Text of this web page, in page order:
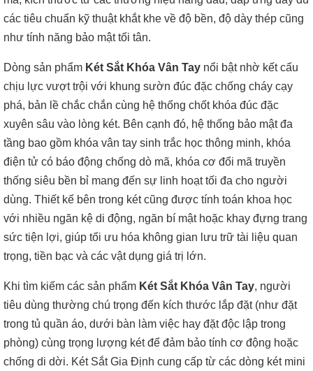
các tiêu chuẩn kỹ thuật khắt khe về độ bền, độ dày thép cũng
như tính năng bảo mật tối tân.
Dòng sản phẩm Két Sắt Khóa Vân Tay nổi bật nhờ kết cấu
chịu lực vượt trội với khung sườn đúc đặc chống cháy cạy
phá, bản lề chắc chắn cùng hệ thống chốt khóa đúc đặc
xuyên sâu vào lòng két. Bên cạnh đó, hệ thống bảo mật đa
tầng bao gồm khóa vân tay sinh trắc học thông minh, khóa
điện tử có báo động chống dò mã, khóa cơ đổi mã truyền
thống siêu bền bỉ mang đến sự linh hoạt tối đa cho người
dùng. Thiết kế bên trong két cũng được tính toán khoa học
với nhiều ngăn kệ di động, ngăn bí mật hoặc khay đựng trang
sức tiện lợi, giúp tối ưu hóa không gian lưu trữ tài liệu quan
trọng, tiền bạc và các vật dụng giá trị lớn.
Khi tìm kiếm các sản phẩm Két Sắt Khóa Vân Tay, người
tiêu dùng thường chú trọng đến kích thước lắp đặt (như đặt
trong tủ quần áo, dưới bàn làm việc hay đặt độc lập trong
phòng) cùng trọng lượng két để đảm bảo tính cơ động hoặc
chống di dời. Két Sắt Gia Định cung cấp từ các dòng két mini